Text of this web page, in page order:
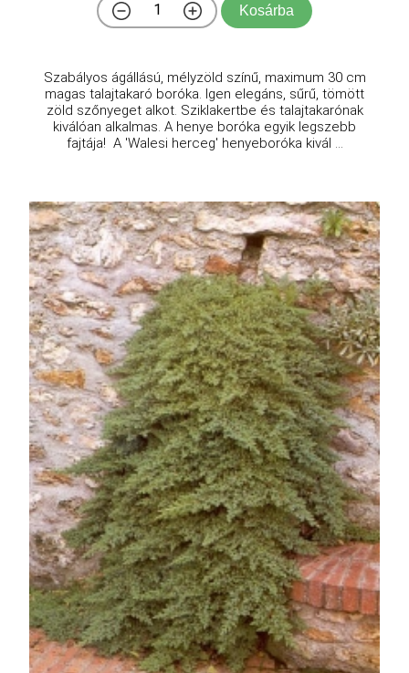
Kosárba
Szabályos ágállású, mélyzöld színű, maximum 30 cm
magas talajtakaró boróka. Igen elegáns, sűrű, tömött
zöld szőnyeget alkot. Sziklakertbe és talajtakarónak
kiválóan alkalmas. A henye boróka egyik legszebb
fajtája! A 'Walesi herceg' henyeboróka kivál ...